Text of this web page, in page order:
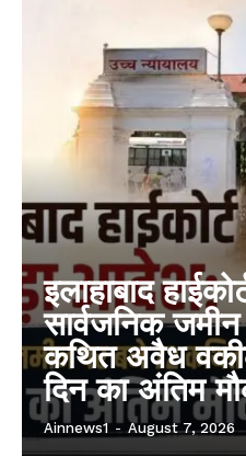
इलाहाबाद
सार्वजनिक
कथित अवैध
दिन का अंतिम
Ainnews1 - August 7, 2026